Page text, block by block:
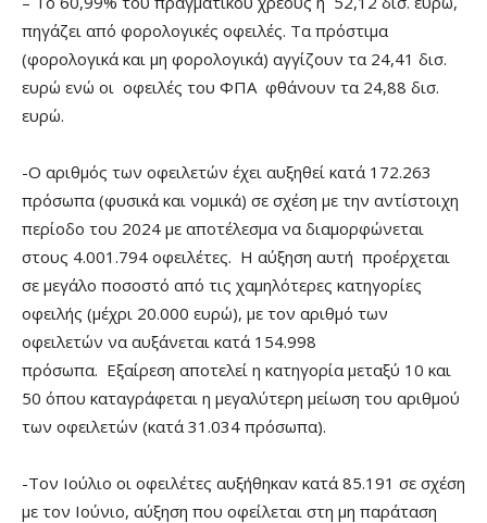
πηγάζει από φορολογικές οφειλές. Τα πρόστιμα
(φορολογικά και μη φορολογικά) αγγίζουν τα 24,41 δισ.
ευρώ ενώ οι οφειλές του ΦΠΑ φθάνουν τα 24,88 δισ.
ευρώ.
-Ο αριθμός των οφειλετών έχει αυξηθεί κατά 172.263
πρόσωπα (φυσικά και νομικά) σε σχέση με την αντίστοιχη
περίοδο του 2024 με αποτέλεσμα να διαμορφώνεται
στους 4.001.794 οφειλέτες. Η αύξηση αυτή προέρχεται
σε μεγάλο ποσοστό από τις χαμηλότερες κατηγορίες
οφειλής (μέχρι 20.000 ευρώ), με τον αριθμό των
οφειλετών να αυξάνεται κατά 154.998
πρόσωπα. Εξαίρεση αποτελεί η κατηγορία μεταξύ 10 και
50 όπου καταγράφεται η μεγαλύτερη μείωση του αριθμού
των οφειλετών (κατά 31.034 πρόσωπα).
-Τον Ιούλιο οι οφειλέτες αυξήθηκαν κατά 85.191 σε σχέση
με τον Ιούνιο, αύξηση που οφείλεται στη μη παράταση